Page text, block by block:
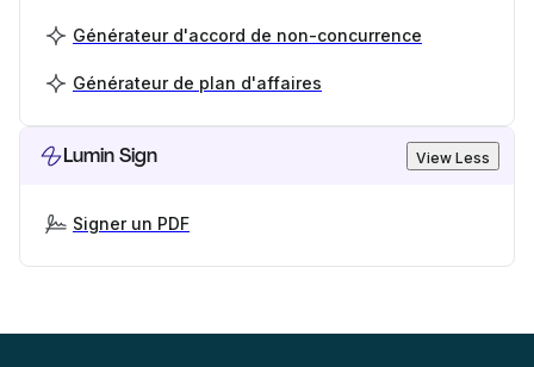
Générateur d'accord de non-concurrence
Générateur de plan d'affaires
Lumin Sign View Less
Signer un PDF